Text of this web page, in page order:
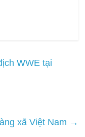
WWE tại
xã Việt Nam →